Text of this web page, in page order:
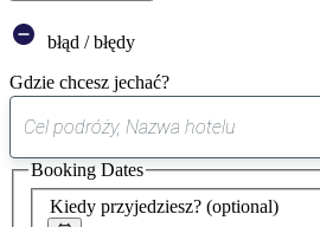
błąd / błędy
Gdzie chcesz jechać?
Kiedy przyjedziesz? (optional)
Booking Dates